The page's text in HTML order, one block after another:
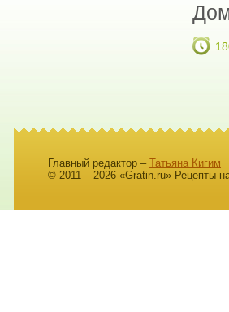
Главный редактор – Татьяна Кигим
© 2011 – 2026 «Gratin.ru» Рецепты